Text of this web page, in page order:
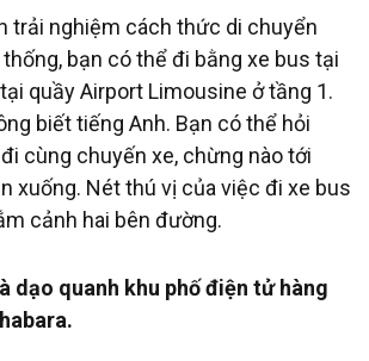
trải nghiệm cách thức di chuyển
bạn có thể đi bằng xe bus tại
quầy Airport Limousine ở tầng 1.
biết tiếng Anh. Bạn có thể hỏi
cùng chuyến xe, chừng nào tới
xuống. Nét thú vị của việc đi xe bus
cảnh hai bên đường.
dạo quanh khu phố điện tử hàng